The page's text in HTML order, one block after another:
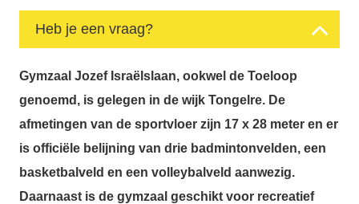
Heb je een vraag?
Gymzaal Jozef Israëlslaan, ookwel de Toeloop
genoemd, is gelegen in de wijk Tongelre. De
afmetingen van de sportvloer zijn 17 x 28 meter en er
is officiële belijning van drie badmintonvelden, een
basketbalveld en een volleybalveld aanwezig.
Daarnaast is de gymzaal geschikt voor recreatief